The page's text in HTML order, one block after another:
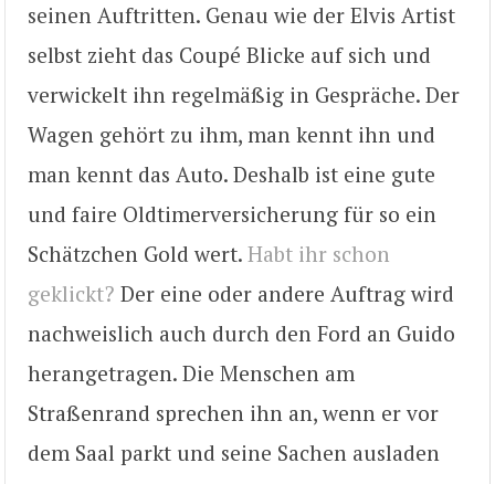
seinen Auftritten. Genau wie der Elvis Artist
selbst zieht das Coupé Blicke auf sich und
verwickelt ihn regelmäßig in Gespräche. Der
Wagen gehört zu ihm, man kennt ihn und
man kennt das Auto. Deshalb ist eine gute
und faire Oldtimerversicherung für so ein
Schätzchen Gold wert. Habt ihr schon
geklickt? Der eine oder andere Auftrag wird
nachweislich auch durch den Ford an Guido
herangetragen. Die Menschen am
Straßenrand sprechen ihn an, wenn er vor
dem Saal parkt und seine Sachen ausladen